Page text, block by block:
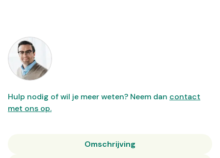
Hulp nodig of wil je meer weten? Neem dan contact
met ons op.
Omschrijving